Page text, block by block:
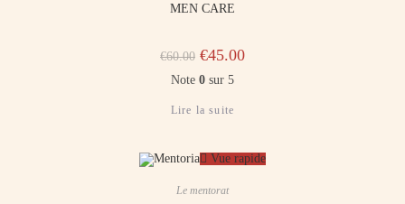
MEN CARE
€60.00 €45.00
Note 0 sur 5
Lire la suite
Vue rapide
Le mentorat